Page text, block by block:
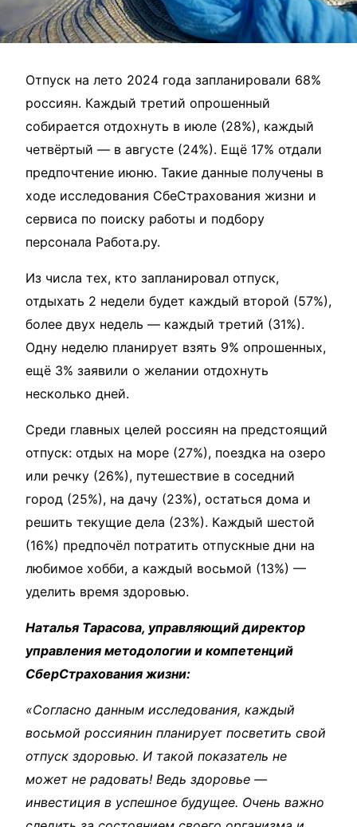
Отпуск на лето 2024 года запланировали 68%
россиян. Каждый третий опрошенный
собирается отдохнуть в июле (28%), каждый
четвёртый — в августе (24%). Ещё 17% отдали
предпочтение июню. Такие данные получены в
ходе исследования СбеСтрахования жизни и
сервиса по поиску работы и подбору
персонала Работа.ру.
Из числа тех, кто запланировал отпуск,
отдыхать 2 недели будет каждый второй (57%),
более двух недель — каждый третий (31%).
Одну неделю планирует взять 9% опрошенных,
ещё 3% заявили о желании отдохнуть
несколько дней.
Среди главных целей россиян на предстоящий
отпуск: отдых на море (27%), поездка на озеро
или речку (26%), путешествие в соседний
город (25%), на дачу (23%), остаться дома и
решить текущие дела (23%). Каждый шестой
(16%) предпочёл потратить отпускные дни на
любимое хобби, а каждый восьмой (13%) —
уделить время здоровью.
Наталья Тарасова, управляющий директор
управления методологии и компетенций
СберСтрахования жизни:
«Согласно данным исследования, каждый
восьмой россиянин планирует посветить свой
отпуск здоровью. И такой показатель не
может не радовать! Ведь здоровье —
инвестиция в успешное будущее. Очень важно